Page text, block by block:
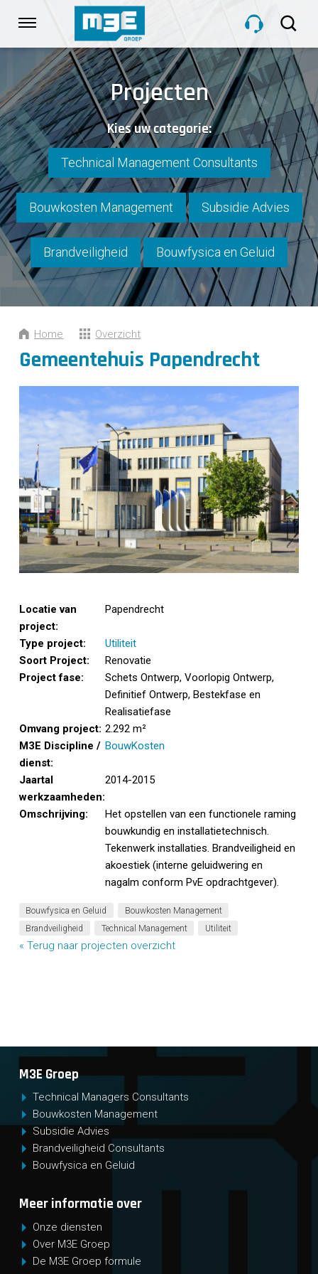
links
Spring
naar
de
inhoud
Spring
naar
navigatie
HOME
DIENSTEN
PROJECTEN
OVER M3E
NIEUWS
CONTACT
Projecten
Kies uw categorie:
Technical Management Consultants
Bouwkosten Management Subsidie Advies
Brandveiligheid Bouwfysica en Geluid
Home Overzicht
Gemeentehuis Papendrecht
Locatie van
project:
Papendrecht
Type project:
Utiliteit
Soort Project:
Renovatie
Project fase:
Schets Ontwerp, Voorlopig Ontwerp,
Definitief Ontwerp, Bestekfase en
Realisatiefase
Omvang project: 2.292 m²
M3E Discipline /
dienst:
BouwKosten
Jaartal
werkzaamheden:
2014-2015
Omschrijving:
Het opstellen van een functionele raming
bouwkundig en installatietechnisch.
Tekenwerk installaties. Brandveiligheid en
akoestiek (interne geluidwering en
nagalm conform PvE opdrachtgever).
Bouwfysica en Geluid
Bouwkosten Management
Brandveiligheid
Technical Management Utiliteit
« Terug naar projecten overzicht
M3E Groep
Technical Managers Consultants
Bouwkosten Management
Subsidie Advies
Brandveiligheid Consultants
Bouwfysica en Geluid
Meer informatie over
Onze diensten
Over M3E Groep
De M3E Groep formule